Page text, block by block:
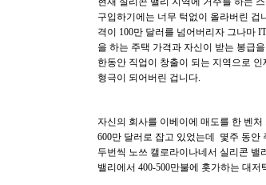
구입하기에는 너무 턱없이 올라버린
격이 100만 달러를 넘어버리자 그나마
을 하는 주택 가격과 자신이 받는 봉급
한동안 직업이 창출이 되는 지역으로
형극이 되어버린 겁니다.
자신의 회사를 이베이에 매도를 한 벤
600만 달러로 잡고 있었는데 몇주 동안
두번씩 노쓰 캘로라이나네서 실리콘
밸리에서 400-500만불에 홋가하는 대